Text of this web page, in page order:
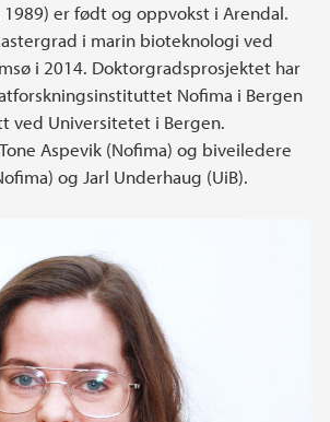
1989) er født og oppvokst i Arendal.
i marin bioteknologi ved
i 2014. Doktorgradsprosjektet har
Nofima i Bergen
ved Universitetet i Bergen.
Aspevik (Nofima) og biveiledere
og Jarl Underhaug (UiB).